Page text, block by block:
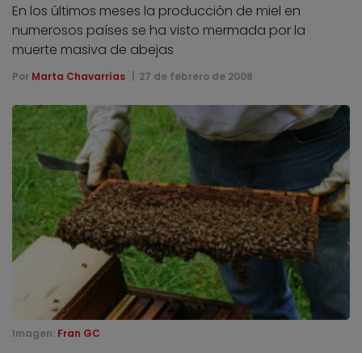
En los últimos meses la producción de miel en
numerosos países se ha visto mermada por la
muerte masiva de abejas
Por Marta Chavarrías 27 de febrero de 2008
Imagen: Fran GC